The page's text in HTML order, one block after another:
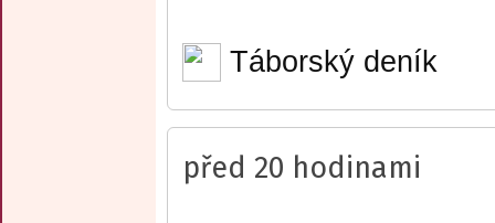
Táborský deník
před 20 hodinami